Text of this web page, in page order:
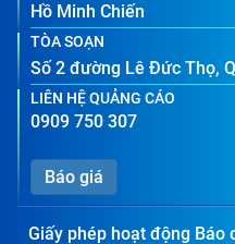
Hồ Minh Chiến
TÒA SOẠN
Số 2 đường Lê Đức Thọ,
LIÊN HỆ QUẢNG CÁO
0909 750 307
Báo giá
Giấy phép hoạt động Báo